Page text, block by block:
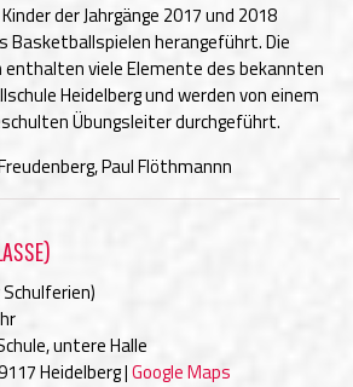
der Jahrgänge 2017 und 2018
Basketballspielen herangeführt. Die
enthalten viele Elemente des bekannten
Heidelberg und werden von einem
Übungsleiter durchgeführt.
Paul Flöthmannn
untere Halle
Heidelberg |Google Maps